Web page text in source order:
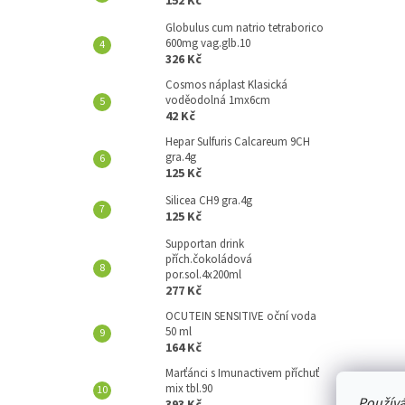
Globulus cum natrio tetraborico
600mg vag.glb.10
326 Kč
Cosmos náplast Klasická
voděodolná 1mx6cm
42 Kč
Hepar Sulfuris Calcareum 9CH
gra.4g
125 Kč
Silicea CH9 gra.4g
125 Kč
Supportan drink
přích.čokoládová
por.sol.4x200ml
277 Kč
OCUTEIN SENSITIVE oční voda
50 ml
164 Kč
Marťánci s Imunactivem příchuť
mix tbl.90